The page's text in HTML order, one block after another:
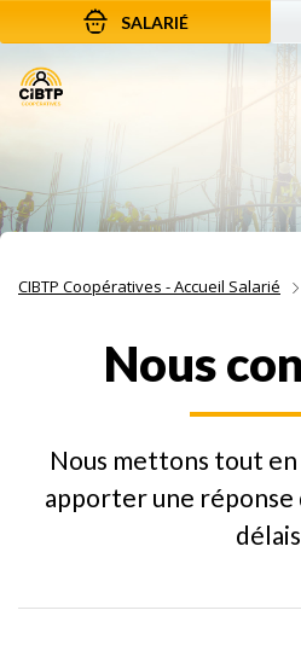
Aller au contenu
Aller à la recherche
Aller à la navigation
SALARIÉ
CIBTP Coopératives - Accueil Salarié
Nous
Nous mettons tout
apporter une réponse